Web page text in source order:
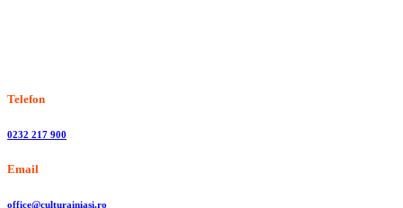
Telefon
0232 217 900
Email
office@culturainiasi.ro